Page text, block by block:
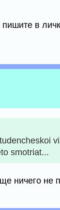
в
smotriat...
ничего не